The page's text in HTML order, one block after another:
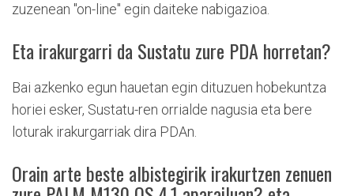
zuzenean "on-line" egin daiteke nabigazioa.
Eta irakurgarri da Sustatu zure PDA horretan?
Bai azkenko egun hauetan egin dituzuen hobekuntza
horiei esker, Sustatu-ren orrialde nagusia eta bere
loturak irakurgarriak dira PDAn.
Orain arte beste albistegirik irakurtzen zenuen